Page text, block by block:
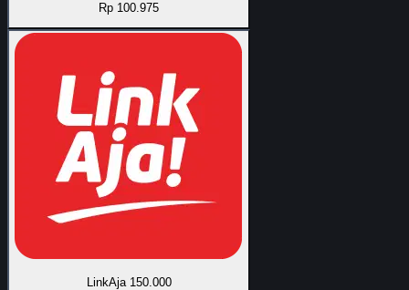
Rp 100.975
LinkAja 150.000